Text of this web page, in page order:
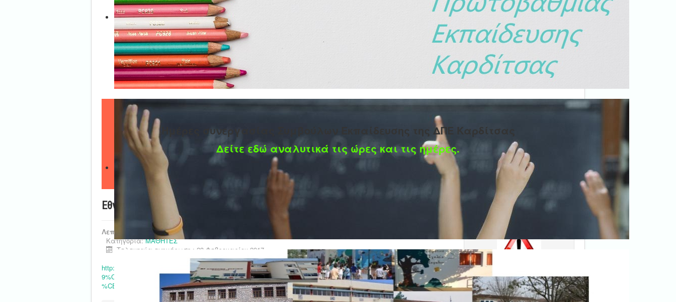
Ημέρες συνεργασίας Συμβούλων Εκπαίδευσης της ΔΠΕ Καρδίτσας
Δείτε εδώ αναλυτικά τις ώρες και τις ημέρες.
Εθνικός Διαγωνισμός Εκπαιδευτικής Ρομποτικής
Λεπτομέρειες
Κατηγορία:ΜΑΘΗΤΕΣ
Τελευταία ενημέρωση : 23 Φεβρουαρίου 2017
http://wrohellas.gr/%CE%B1%CE%BD%CE%B1%CE%BA%CE%BF%CE%AF%CE%BD%CF%89%CF%83%CE%B7-
9%CE%BF%CF%85-%CE%B5%CE%B8%CE%BD%CE%B9%CE%BA%CE%BF%CF%8D-
%CE%B4%CE%B9%CE%B1%CE%B3%CF%89%CE%BD%CE%B9%CF%83%CE%BC%CE%BF%CF%8D-wro/
Ψηφιακή βεβαίωση
εγγράφου
'Ολα τα έγγραφα προς τις
δημόσιες υπηρεσίες πρέπει
να είναι ψηφιακά
υπογεγραμμένα.